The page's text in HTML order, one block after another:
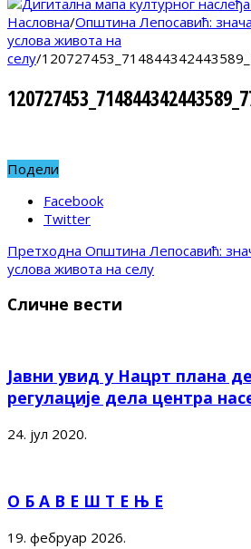
Насловна/Општина Лепосавић:
услова живота на
селу/
Подели
Facebook
Twitter
Претходна Општина Лепосавић:
услова живота на селу
Сличне вести
Јавни увид у Нацрт плана
регулације дела центра
24. јул 2020.
О Б А В Е Ш Т Е Њ Е
19. фебруар 2026.